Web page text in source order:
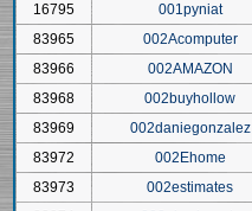
16795
001pyniat
83965
002Acomputer
83966
002AMAZON
83968
002buyhollow
83969
002daniegonzalez
83972
002Ehome
83973
002estimates